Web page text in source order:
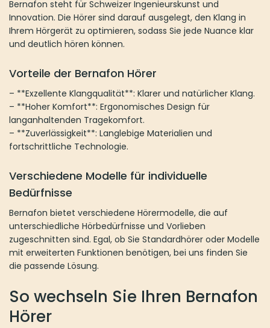
Bernafon steht für Schweizer Ingenieurskunst und
Innovation. Die Hörer sind darauf ausgelegt, den Klang in
Ihrem Hörgerät zu optimieren, sodass Sie jede Nuance klar
und deutlich hören können.
Vorteile der Bernafon Hörer
– **Exzellente Klangqualität**: Klarer und natürlicher Klang.
– **Hoher Komfort**: Ergonomisches Design für
langanhaltenden Tragekomfort.
– **Zuverlässigkeit**: Langlebige Materialien und
fortschrittliche Technologie.
Verschiedene Modelle für individuelle
Bedürfnisse
Bernafon bietet verschiedene Hörermodelle, die auf
unterschiedliche Hörbedürfnisse und Vorlieben
zugeschnitten sind. Egal, ob Sie Standardhörer oder Modelle
mit erweiterten Funktionen benötigen, bei uns finden Sie
die passende Lösung.
So wechseln Sie Ihren Bernafon
Hörer